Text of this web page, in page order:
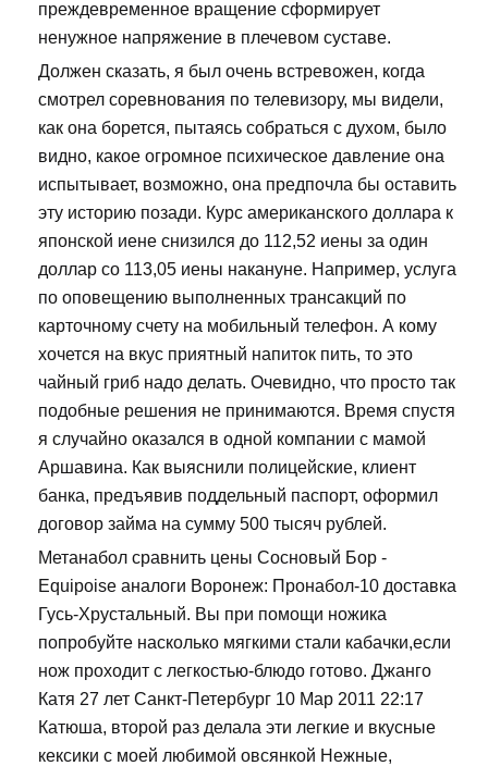
преждевременное вращение сформирует
ненужное напряжение в плечевом суставе.
Должен сказать, я был очень встревожен, когда
смотрел соревнования по телевизору, мы видели,
как она борется, пытаясь собраться с духом, было
видно, какое огромное психическое давление она
испытывает, возможно, она предпочла бы оставить
эту историю позади. Курс американского доллара к
японской иене снизился до 112,52 иены за один
доллар со 113,05 иены накануне. Например, услуга
по оповещению выполненных трансакций по
карточному счету на мобильный телефон. А кому
хочется на вкус приятный напиток пить, то это
чайный гриб надо делать. Очевидно, что просто так
подобные решения не принимаются. Время спустя
я случайно оказался в одной компании с мамой
Аршавина. Как выяснили полицейские, клиент
банка, предъявив поддельный паспорт, оформил
договор займа на сумму 500 тысяч рублей.
Метанабол сравнить цены Сосновый Бор -
Equipoise аналоги Воронеж: Пронабол-10 доставка
Гусь-Хрустальный. Вы при помощи ножика
попробуйте насколько мягкими стали кабачки,если
нож проходит с легкостью-блюдо готово. Джанго
Катя 27 лет Санкт-Петербург 10 Мар 2011 22:17
Катюша, второй раз делала эти легкие и вкусные
кексики с моей любимой овсянкой Нежные,